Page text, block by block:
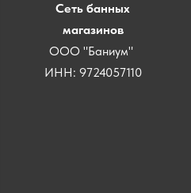
Сеть банных
магазинов
ООО "Баниум"
ИНН: 9724057110